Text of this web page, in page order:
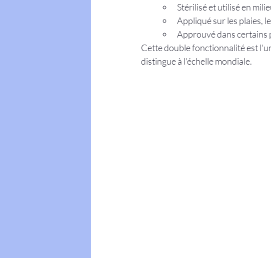
Stérilisé et utilisé en
Appliqué sur les plaies,
Approuvé dans certains
Cette double fonctionnalité est
distingue à l'échelle mondiale.